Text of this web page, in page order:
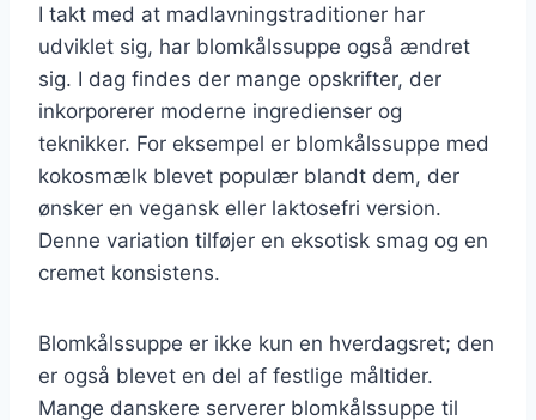
I takt med at madlavningstraditioner har
udviklet sig, har blomkålssuppe også ændret
sig. I dag findes der mange opskrifter, der
inkorporerer moderne ingredienser og
teknikker. For eksempel er blomkålssuppe med
kokosmælk blevet populær blandt dem, der
ønsker en vegansk eller laktosefri version.
Denne variation tilføjer en eksotisk smag og en
cremet konsistens.
Blomkålssuppe er ikke kun en hverdagsret; den
er også blevet en del af festlige måltider.
Mange danskere serverer blomkålssuppe til